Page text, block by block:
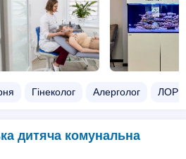
Гінеколог Алерголог ЛОР
дитяча комунальна